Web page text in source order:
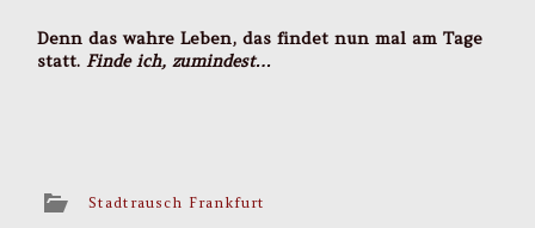
Denn das wahre Leben, das findet nun mal am Tage
statt.Finde ich, zumindest…
Stadtrausch Frankfurt